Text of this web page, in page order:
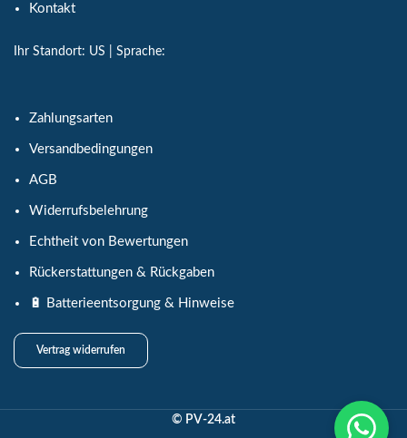
Kontakt
Ihr Standort: US | Sprache:
Zahlungsarten
Versandbedingungen
AGB
Widerrufsbelehrung
Echtheit von Bewertungen
Rückerstattungen & Rückgaben
🔋 Batterieentsorgung & Hinweise
Vertrag widerrufen
© PV-24.at